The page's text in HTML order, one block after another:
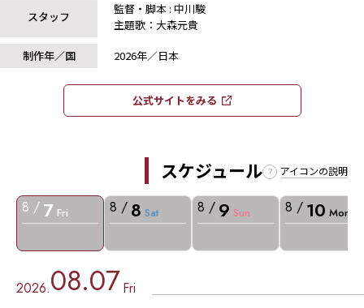
スタッフ
監督・脚本 : 中川駿
主題歌：大森元貴
制作年／国
2026年／日本
公式サイトをみる​​
スケジュール アイコンの説明
8 / 7 Fri 8 / 8 Sat 8 / 9 Sun 8 / 10 Mon
2026.08.07Fri